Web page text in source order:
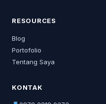
RESOURCES
Blog
Portofolio
Tentang Saya
KONTAK